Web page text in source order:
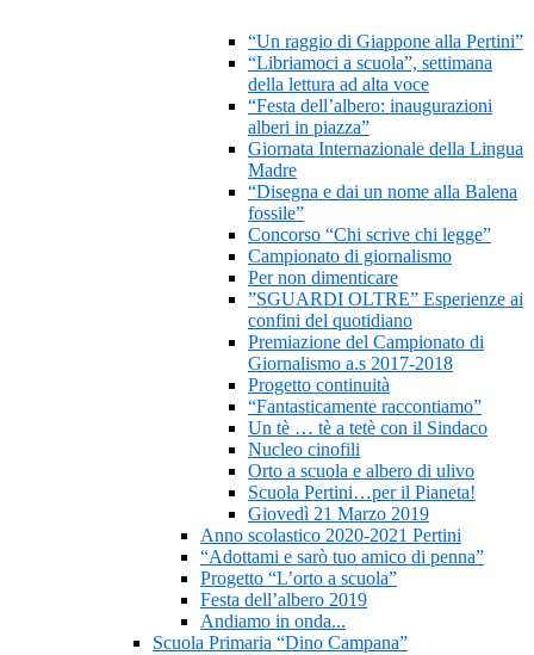
“Un raggio di Giappone alla Pertini”
“Libriamoci a scuola”, settimana
della lettura ad alta voce
“Festa dell’albero: inaugurazioni
alberi in piazza”
Giornata Internazionale della Lingua
Madre
“Disegna e dai un nome alla Balena
fossile”
Concorso “Chi scrive chi legge”
Campionato di giornalismo
Per non dimenticare
”SGUARDI OLTRE” Esperienze ai
confini del quotidiano
Premiazione del Campionato di
Giornalismo a.s 2017-2018
Progetto continuità
“Fantasticamente raccontiamo”
Un tè … tè a tetè con il Sindaco
Nucleo cinofili
Orto a scuola e albero di ulivo
Scuola Pertini…per il Pianeta!
Giovedì 21 Marzo 2019
Anno scolastico 2020-2021 Pertini
“Adottami e sarò tuo amico di penna”
Progetto “L’orto a scuola”
Festa dell’albero 2019
Andiamo in onda...
Scuola Primaria “Dino Campana”